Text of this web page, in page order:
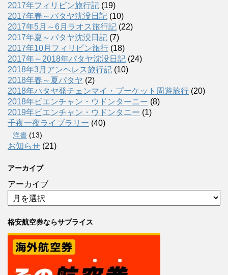
2017年フィリピン旅行記 (19)
2017年春～パタヤ沈没日記 (10)
2017年5月～6月ラオス旅行記 (22)
2017年夏～パタヤ沈没日記 (7)
2017年10月フィリピン旅行 (18)
2017年～2018年パタヤ沈没日記 (24)
2018年3月アンヘレス旅行記 (10)
2018年春～夏パタヤ (2)
2018年パタヤ発チェンマイ・プーケット周遊旅行 (20)
2018年ビエンチャン・ウドンターニー (8)
2019年ビエンチャン・ウドンタニー (1)
千夜一夜ライブラリー (40)
洋書 (13)
お知らせ (21)
アーカイブ
アーカイブ
格安航空券ならサプライス